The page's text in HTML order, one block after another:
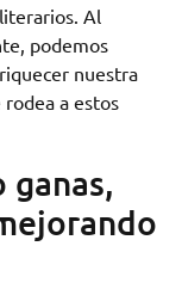
Al
podemos
nuestra
a estos
ganas,